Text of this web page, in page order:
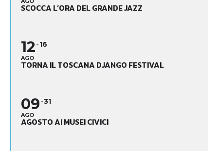
SCOCCA L’ORA DEL GRANDE JAZZ
12
AGO
16
TORNA IL TOSCANA DJANGO FESTIVAL
09
AGO
31
AGOSTO AI MUSEI CIVICI